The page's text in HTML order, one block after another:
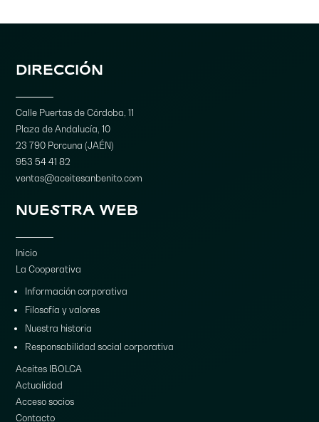
DIRECCIÓN
Calle Puertas de Córdoba, 11
Plaza de Andalucía, 10
23 790 Porcuna (JAÉN)
953 54 41 82
ventas@aceitesanbenito.com
NUESTRA WEB
Inicio
La Cooperativa
Información corporativa
Filosofía y valores
Nuestra historia
Responsabilidad social corporativa
Aceites IBOLCA
Actualidad
Acceso socios
Contacto